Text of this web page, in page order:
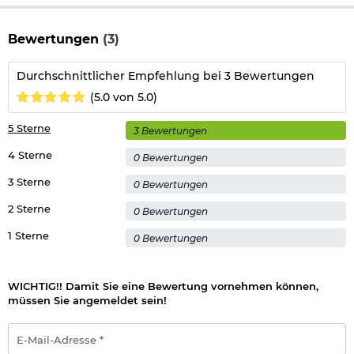
Achtung: Pfefferspray darf in Deutschland nur zur Abwehr von
Ihr persönliches Recht auf Notwehr im begründeten Fall - siehe
auch § 32 StGB Notwehr, Notstand.
Achtung: Darf nicht in die Hände von Kindern gelangen.
Warnhinweise nach Verordnung (EG) Nr. 1272/2008 (GHS/CLP-
Verordnung)
Herstellerinformationen
Bewertungen (3)
Durchschnittlicher Empfehlung bei 3 Bewertungen
(5.0 von 5.0)
1 Sterne 0 Bewertungen
2 Sterne 0 Bewertungen
3 Sterne 0 Bewertungen
4 Sterne 0 Bewertungen
5 Sterne 3 Bewertungen
WICHTIG!! Damit Sie eine Bewertung vornehmen können,
müssen Sie angemeldet sein!
Mail-